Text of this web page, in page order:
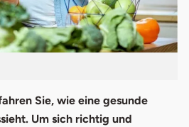
Sie, wie eine gesunde
Um sich richtig und